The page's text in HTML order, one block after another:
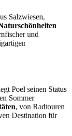
Salzwiesen,
und
Poel seinen Status
Sommer
, von Radtouren
Destination für